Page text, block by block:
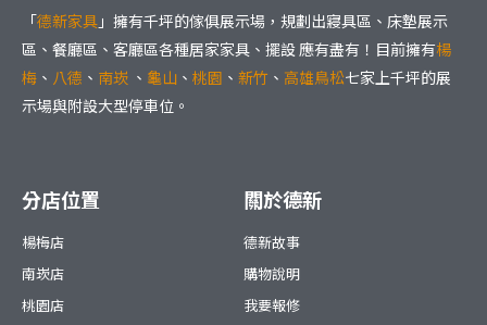
「德新家具 」擁有千坪的傢俱展示場，規劃出寢具區、床墊展示
區、餐廳區、客廳區各種居家家具、擺設 應有盡有！目前擁有楊
梅 、 八德 、 南崁 、 龜山 、 桃園 、 新竹 、 高雄鳥松七家上千坪的展
示場與附設大型停車位。
分店位置
楊梅店
南崁店
桃園店
關於德新
德新故事
購物說明
我要報修